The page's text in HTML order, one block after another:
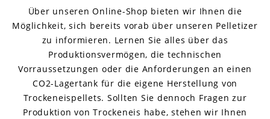
Über unseren Online-Shop bieten wir Ihnen die
Möglichkeit, sich bereits vorab über unseren Pelletizer
zu informieren. Lernen Sie alles über das
Produktionsvermögen, die technischen
Vorraussetzungen oder die Anforderungen an einen
CO2-Lagertank für die eigene Herstellung von
Trockeneispellets. Sollten Sie dennoch Fragen zur
Produktion von Trockeneis habe, stehen wir Ihnen